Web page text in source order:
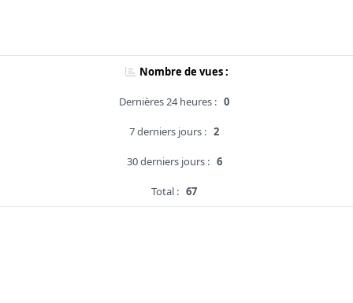
Nombre de vues :
Dernières 24 heures : 0
7 derniers jours : 2
30 derniers jours : 6
Total : 67